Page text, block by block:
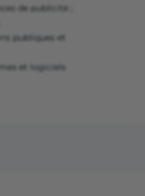
de publicité ;
publiques et
et logiciels